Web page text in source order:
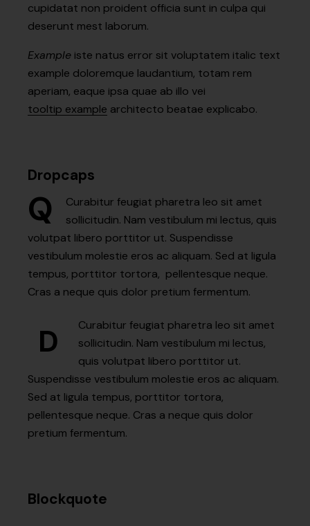
cupidatat non proident officia sunt in culpa qui
deserunt mest laborum.
Example iste natus error sit voluptatem italic text
example doloremque laudantium, totam rem
aperiam, eaque ipsa quae ab illo vei
tooltip example architecto beatae explicabo.
Dropcaps
Q
Curabitur feugiat pharetra leo sit amet
sollicitudin. Nam vestibulum mi lectus, quis
volutpat libero porttitor ut. Suspendisse
vestibulum molestie eros ac aliquam. Sed at ligula
tempus, porttitor tortora, pellentesque neque.
Cras a neque quis dolor pretium fermentum.
D
Curabitur feugiat pharetra leo sit amet
sollicitudin. Nam vestibulum mi lectus,
quis volutpat libero porttitor ut.
Suspendisse vestibulum molestie eros ac aliquam.
Sed at ligula tempus, porttitor tortora,
pellentesque neque. Cras a neque quis dolor
pretium fermentum.
Blockquote